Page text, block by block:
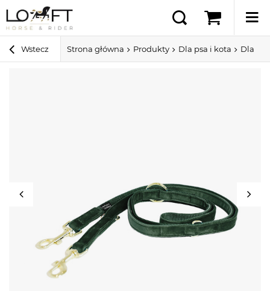
Wstecz Strona główna Produkty Dla psa i kota Dla